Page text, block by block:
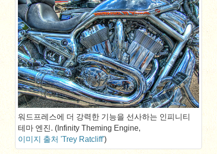
워드프레스에 더 강력한 기능을 선사하는 인피니티
테마 엔진. (Infinity Theming Engine,
이미지 출처 'Trey Ratcliff')